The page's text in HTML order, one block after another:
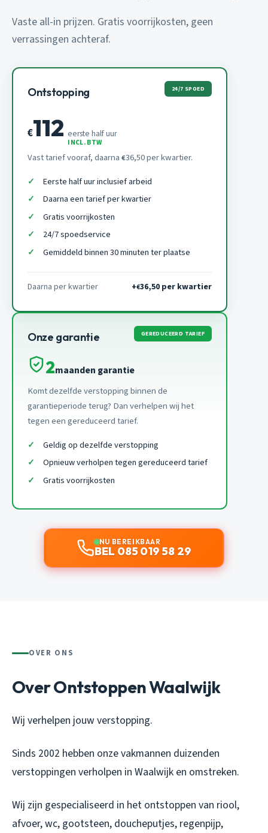
Vaste all-in prijzen. Gratis voorrijkosten, geen
verrassingen achteraf.
Ontstopping 24/7 SPOED
€112 eerste half uur
INCL. BTW
Vast tarief vooraf, daarna €36,50 per kwartier.
Eerste half uur inclusief arbeid
Daarna een tarief per kwartier
Gratis voorrijkosten
24/7 spoedservice
Gemiddeld binnen 30 minuten ter plaatse
Daarna per kwartier +€36,50 per kwartier
Onze garantie GEREDUCEERD TARIEF
2maanden garantie
Komt dezelfde verstopping binnen de
garantieperiode terug? Dan verhelpen wij het
tegen een gereduceerd tarief.
Geldig op dezelfde verstopping
Opnieuw verholpen tegen gereduceerd tarief
Gratis voorrijkosten
NU BEREIKBAAR
BEL 085 019 58 29
OVER ONS
Over Ontstoppen Waalwijk
Wij verhelpen jouw verstopping.
Sinds 2002 hebben onze vakmannen duizenden
verstoppingen verholpen in Waalwijk en omstreken.
Wij zijn gespecialiseerd in het ontstoppen van riool,
afvoer, wc, gootsteen, doucheputjes, regenpijp,